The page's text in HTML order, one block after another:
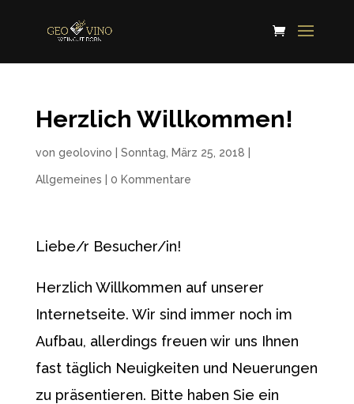
Herzlich Willkommen!
von geolovino Sonntag, März 25, 2018
Allgemeines 0 Kommentare
Liebe/r Besucher/in!
Herzlich Willkommen auf unserer
Internetseite. Wir sind immer noch im
Aufbau, allerdings freuen wir uns Ihnen
fast täglich Neuigkeiten und Neuerungen
zu präsentieren. Bitte haben Sie ein